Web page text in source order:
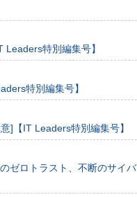
特別編集号】
特別編集号】
]【IT Leaders特別編集号】
ゼロトラスト、不断のサイバ